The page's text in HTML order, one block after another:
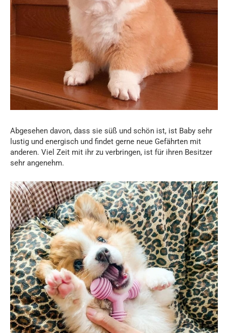
Abgesehen davon, dass sie süß und schön ist, ist Baby sehr
lustig und energisch und findet gerne neue Gefährten mit
anderen. Viel Zeit mit ihr zu verbringen, ist für ihren Besitzer
sehr angenehm.